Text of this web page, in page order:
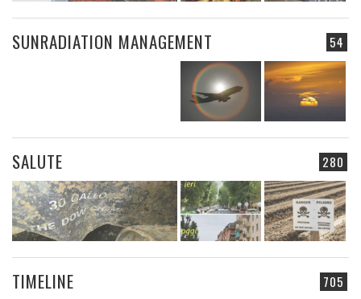
54
SUNRADIATION MANAGEMENT
280
SALUTE
705
TIMELINE